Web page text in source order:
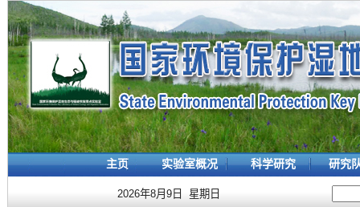
主页 实验室概况 科学研究 研究
2026年8月9日 星期日